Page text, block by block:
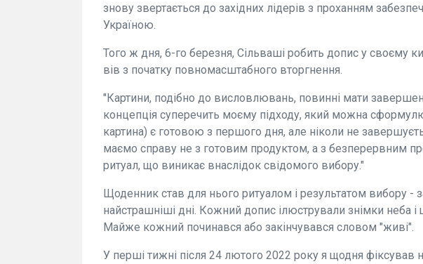
знову звертається до західних лідерів з проханням
Україною.
Того ж дня, 6-го березня, Сільваші робить допис у своєму
вів з початку повномасштабного вторгнення.
"Картини, подібно до висловлювань, повинні мати
концепція суперечить моєму підходу, який можна
картина) є готовою з першого дня, але ніколи не
маємо справу не з готовим продуктом, а з безперервним
ритуал, що виникає внаслідок свідомого вибору."
Щоденник став для нього ритуалом і результатом вибору -
найстрашніші дні. Кожний допис ілюстрували знімки неба і
Майже кожний починався або закінчувався словом "живі".
У перші тижні після 24 лютого 2022 року я щодня фіксував